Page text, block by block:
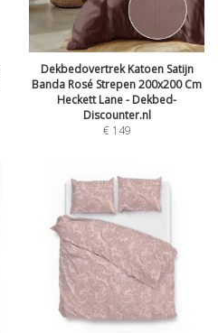
Dekbedovertrek Katoen Satijn
Banda Rosé Strepen 200x200 Cm
Heckett Lane - Dekbed-
Discounter.nl
€ 149